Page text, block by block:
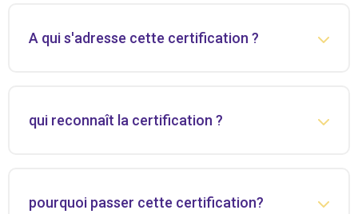
A qui s'adresse cette certification ?
qui reconnaît la certification ?
pourquoi passer cette certification?